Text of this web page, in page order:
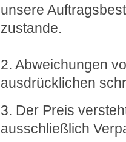
unsere
zustande.
2. Abweichungen
ausdrücklichen
3. Der Preis
ausschließlich